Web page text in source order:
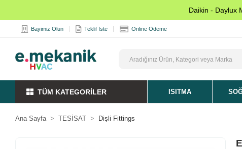
Daikin - Daylux
Bayimiz Olun Teklif İste Online Ödeme
TÜM KATEGORİLER ISITMA
Ana Sayfa TESİSAT Dişli Fittings